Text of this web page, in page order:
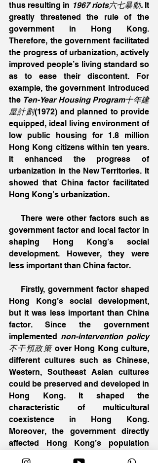
thus resulting in 1967 riots六七暴動. It
greatly threatened the rule of the
government in Hong Kong.
Therefore, the government facilitated
the progress of urbanization, actively
improved people’s living standard so
as to ease their discontent. For
example, the government introduced
the Ten-Year Housing Program十年建
屋計劃(1972) and planned to provide
equipped, ideal living environment of
low public housing for 1.8 million
Hong Kong citizens within ten years.
It enhanced the progress of
urbanization in the New Territories. It
showed that China factor facilitated
Hong Kong’s urbanization.
    There were other factors such as
government factor and local factor in
shaping Hong Kong’s social
development. However, they were
less important than China factor.
Hong Kong’s social development,
but it was less important than China
factor. Since the government
implemented non-intervention policy
不干預政策 over Hong Kong culture,
different cultures such as Chinese,
Western, Southeast Asian cultures
could be preserved and developed in
Hong Kong. It shaped the
characteristic of multicultural
coexistence in Hong Kong.
Moreover, the government directly
affected Hong Kong’s population